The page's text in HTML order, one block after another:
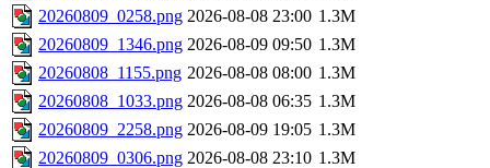
20260809_0258.png 2026-08-08 23:00 1.3M
20260809_1346.png 2026-08-09 09:50 1.3M
20260808_1155.png 2026-08-08 08:00 1.3M
20260808_1033.png 2026-08-08 06:35 1.3M
20260809_2258.png 2026-08-09 19:05 1.3M
20260809_0306.png 2026-08-08 23:10 1.3M